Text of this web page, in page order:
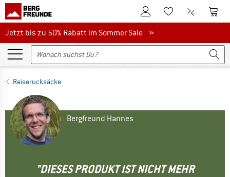
Zum KundenkontoZum Merkzettel.
Zum Zum
Jetzt bis zu 50% Rabatt im Sommer Sale
Jetzt bis zu 50% Rabatt im Sommer Sale »
Reiserucksäcke
Bergfreund Hannes
"DIESES PRODUKT IST NICHT MEHR